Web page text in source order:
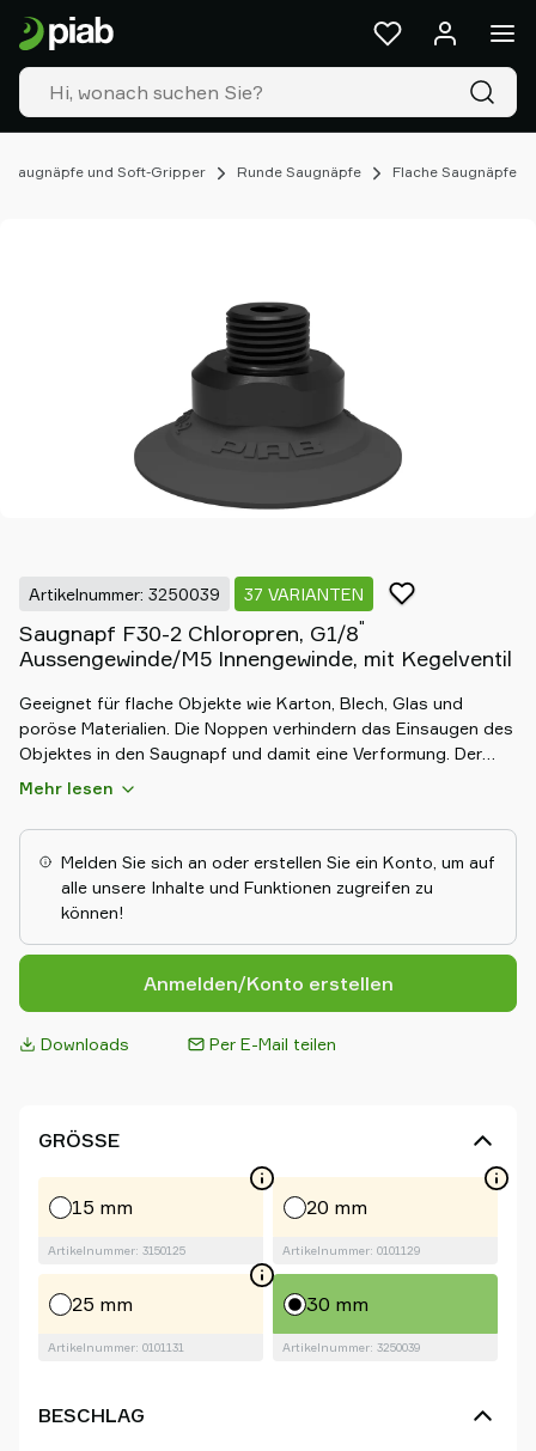
Saugnäpfe und Soft-Gripper Runde Saugnäpfe Flache Saugnäpfe
Artikelnummer: 3250039 37 VARIANTEN
Saugnapf F30-2 Chloropren, G1/8"
Aussengewinde/M5 Innengewinde, mit Kegelventil
Geeignet für flache Objekte wie Karton, Blech, Glas und
poröse Materialien. Die Noppen verhindern das Einsaugen des
Objektes in den Saugnapf und damit eine Verformung. Der
Saugnapf hat eine gute Stabilität und sehr wenig
Oberfläche gerichtet ist, da die Noppen die Reibung erhöhen.
Mehr lesen
Melden Sie sich an oder erstellen Sie ein Konto, um auf
alle unsere Inhalte und Funktionen zugreifen zu
können!
Anmelden/Konto erstellen
Downloads Per E-Mail teilen
GRÖSSE
15 mm
Artikelnummer: 3150125
20 mm
Artikelnummer: 0101129
25 mm
Artikelnummer: 0101131
30 mm
Artikelnummer: 3250039
BESCHLAG
Produkte
&
Lösungen
Industrien
Unsere
Ressourcen